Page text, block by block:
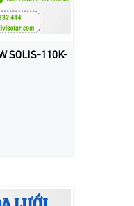
SOLIS-110K-